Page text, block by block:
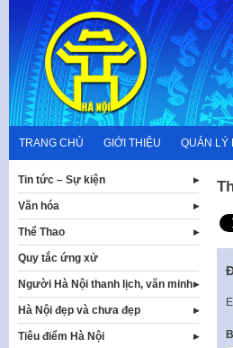
content
TRANG CHỦ GIỚI THIỆU QUẢN LÝ
Tin tức – Sự kiện
Văn hóa
Thể Thao
Quy tắc ứng xử
Người Hà Nội thanh lịch, văn minh
Hà Nội đẹp và chưa đẹp
Tiêu điểm Hà Nội